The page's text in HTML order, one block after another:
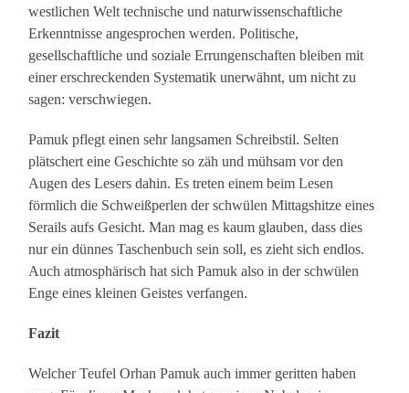
westlichen Welt technische und naturwissenschaftliche
Erkenntnisse angesprochen werden. Politische,
gesellschaftliche und soziale Errungenschaften bleiben mit
einer erschreckenden Systematik unerwähnt, um nicht zu
sagen: verschwiegen.
Pamuk pflegt einen sehr langsamen Schreibstil. Selten
plätschert eine Geschichte so zäh und mühsam vor den
Augen des Lesers dahin. Es treten einem beim Lesen
förmlich die Schweißperlen der schwülen Mittagshitze eines
Serails aufs Gesicht. Man mag es kaum glauben, dass dies
nur ein dünnes Taschenbuch sein soll, es zieht sich endlos.
Auch atmosphärisch hat sich Pamuk also in der schwülen
Enge eines kleinen Geistes verfangen.
Fazit
Welcher Teufel Orhan Pamuk auch immer geritten haben